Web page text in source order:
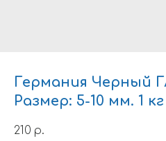
Германия Черный
Размер: 5-10 мм. 1 кг
210 р.